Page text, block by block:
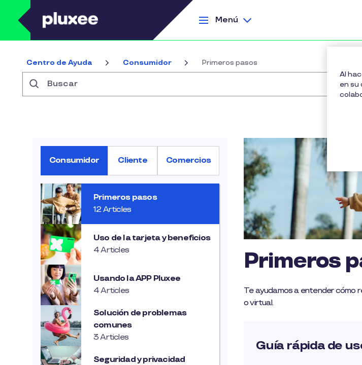
Pasar al contenido principal
Menú
Centro de Ayuda Consumidor Primeros pasos
Consumidor Cliente Comercios
Primeros pasos
12 Articles
Uso de la tarjeta y beneficios
4 Articles
Usando la APP Pluxee
4 Articles
Solución de problemas
comunes
3 Articles
Seguridad y privacidad
Primeros
Te ayudamos a entender cómo
o virtual.
Guía rápida de
Al
en su